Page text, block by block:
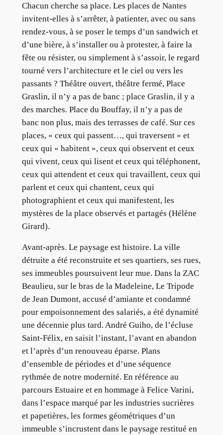
Chacun cherche sa place. Les places de Nantes
invitent-elles à s’arrêter, à patienter, avec ou sans
rendez-vous, à se poser le temps d’un sandwich et
d’une bière, à s’installer ou à protester, à faire la
fête ou résister, ou simplement à s’assoir, le regard
tourné vers l’architecture et le ciel ou vers les
passants ? Théâtre ouvert, théâtre fermé, Place
Graslin, il n’y a pas de banc ; place Graslin, il y a
des marches. Place du Bouffay, il n’y a pas de
banc non plus, mais des terrasses de café. Sur ces
places, « ceux qui passent…, qui traversent » et
ceux qui « habitent », ceux qui observent et ceux
qui vivent, ceux qui lisent et ceux qui téléphonent,
ceux qui attendent et ceux qui travaillent, ceux qui
parlent et ceux qui chantent, ceux qui
photographient et ceux qui manifestent, les
mystères de la place observés et partagés (Hélène
Girard).
Avant-après. Le paysage est histoire. La ville
détruite a été reconstruite et ses quartiers, ses rues,
ses immeubles poursuivent leur mue. Dans la ZAC
Beaulieu, sur le bras de la Madeleine, Le Tripode
de Jean Dumont, accusé d’amiante et condamné
pour empoisonnement des salariés, a été dynamité
une décennie plus tard. André Guiho, de l’écluse
Saint-Félix, en saisit l’instant, l’avant en abandon
et l’après d’un renouveau éparse. Plans
d’ensemble de périodes et d’une séquence
rythmée de notre modernité. En référence au
parcours Estuaire et en hommage à Felice Varini,
dans l’espace marqué par les industries sucrières
et papetières, les formes géométriques d’un
immeuble s’incrustent dans le paysage restitué en